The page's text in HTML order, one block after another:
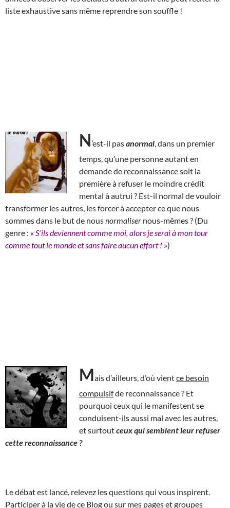
liste exhaustive sans même reprendre son souffle !
N’est-il pasanormal , dans un premier
temps, qu’une personne autant en
demande de reconnaissance soit la
première à refuser le moindre crédit
mental à autrui ? Est-il normal de vouloir
transformer les autres, les forcer à accepter ce que nous
sommes dans le but de nousnormaliser nous-mêmes ? (Du
genre : « S’ils deviennent comme moi, alors je serai à mon tour
comme tout le monde et sans faire aucun effort ! »)
Mais d’ailleurs, d’où vientce besoin
compulsifde reconnaissance ? Et
pourquoi ceux qui le manifestent se
conduisent-ils aussi mal avec les autres,
et surtoutceux qui semblent leur refuser
cette reconnaissance ?
Le débat est lancé, relevez les questions qui vous inspirent.
Participer à la vie de ce Blog ou sur mes pages et groupes